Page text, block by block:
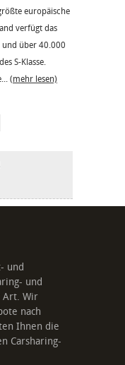
europäische
verfügt das
und über 40.000
S-Klasse.
(mehr lesen)
und
und
Art. Wir
nach
Ihnen die
Carsharing-